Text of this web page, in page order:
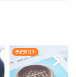
予約受付中